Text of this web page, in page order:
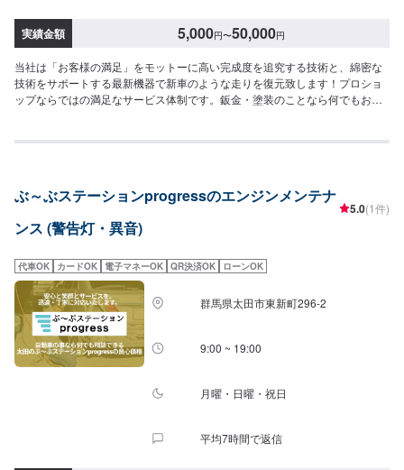
実績金額 5,000円〜50,000円
当社は「お客様の満足」をモットーに高い完成度を追究する技術と、綿密な
技術をサポートする最新機器で新車のような走りを復元致します！プロショ
ップならではの満足なサービス体制です。鈑金・塗装のことなら何でもお気
スピーディに、より完全に仕上げます。--------------------------------------------------
となります。納期は前後する場合がございます。予め、ご了承ください。-----
代車について-----無料の代車をご用意しています。お車の作業中は代車をご利
用ください。※代車の燃料代はお客様にご負担いただいております。-----ご来
庫の際はお気をつけてお越しください。駐車スペースは20台完備しておりま
す。受付はスタッフへ「メンテモで予約しました」とお伝えください。ご案
内いたします。【定休日・営業時間】定休日：日曜日、祝日営業時間：
9:30~18:30
ぶ～ぶステーションprogressのエンジンメンテナ
ンス (警告灯・異音)
5.0(1件)
代車OK カードOK 電子マネーOK QR決済OK ローンOK
群馬県太田市東新町296-2
9:00 ~ 19:00
月曜・日曜・祝日
平均7時間で返信